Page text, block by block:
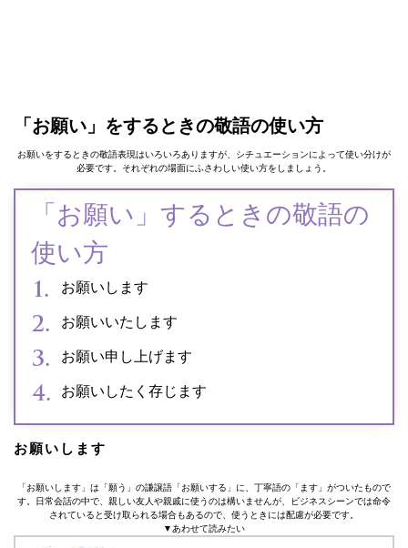
「お願い」をするときの敬語の使い方
お願いをするときの敬語表現はいろいろありますが、シチュエーションによって使い分けが
必要です。それぞれの場面にふさわしい使い方をしましょう。
「お願い」するときの敬語の
使い方
お願いします
お願いいたします
お願い申し上げます
お願いしたく存じます
お願いします
「お願いします」は「願う」の謙譲語「お願いする」に、丁寧語の「ます」がついたもので
す。日常会話の中で、親しい友人や親戚に使うのは構いませんが、ビジネスシーンでは命令
されていると受け取られる場合もあるので、使うときには配慮が必要です。
▼あわせて読みたい